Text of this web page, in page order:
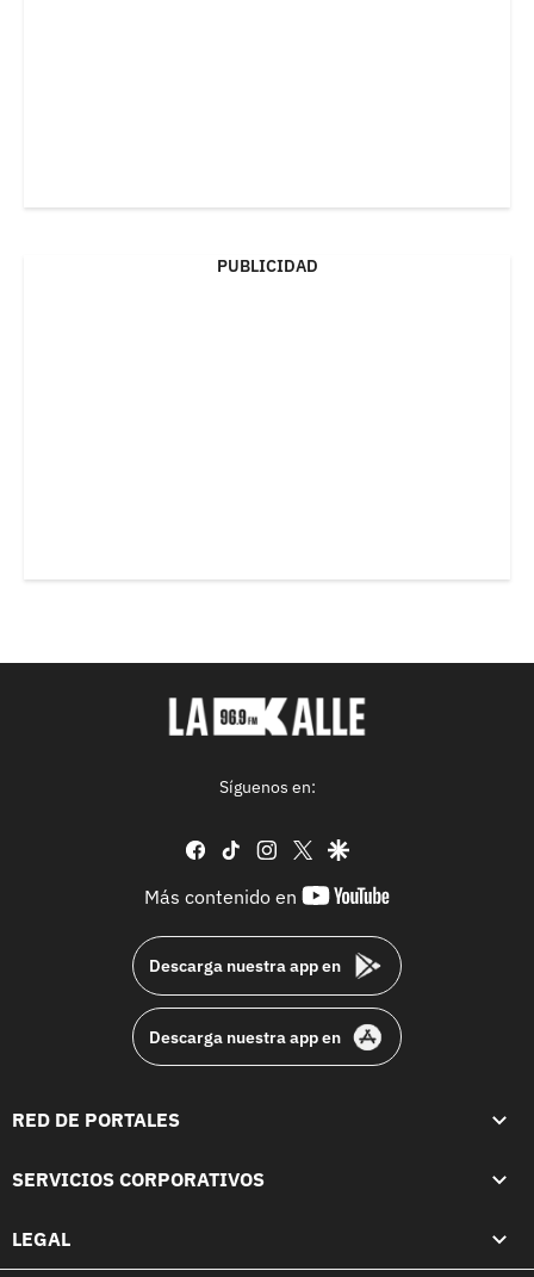
PUBLICIDAD
Síguenos en:
facebook
tiktok instagram
twittergoogle
Más contenido en
youtube-
Descarga nuestra app en
Descarga nuestra app en
RED DE PORTALES
SERVICIOS CORPORATIVOS
LEGAL